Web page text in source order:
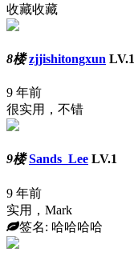
收藏收藏
8楼 zjjishitongxun LV.1
9 年前
很实用，不错
9楼 Sands_Lee LV.1
9 年前
实用，Mark
签名: 哈哈哈哈